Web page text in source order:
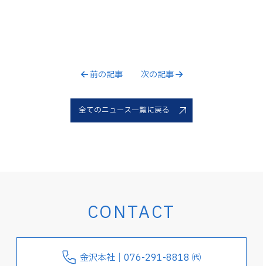
前の記事 次の記事
全てのニュース一覧に戻る
CONTACT
金沢本社｜076-291-8818 ㈹